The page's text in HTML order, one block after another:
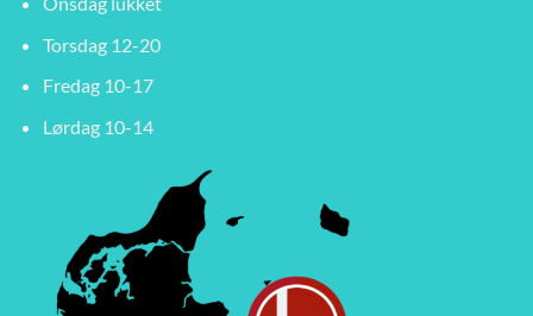
Torsdag 12-20
Fredag 10-17
Lørdag 10-14